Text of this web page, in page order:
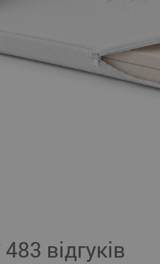
483 відгуків